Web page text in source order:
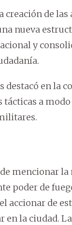
de
nueva
y
destacó en la
a
mencionar
poder de
accionar de
la ciudad.